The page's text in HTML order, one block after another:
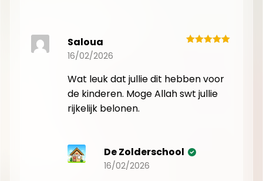
Saloua
16/02/2026
Wat leuk dat jullie dit hebben voor
de kinderen. Moge Allah swt jullie
rijkelijk belonen.
De Zolderschool
16/02/2026